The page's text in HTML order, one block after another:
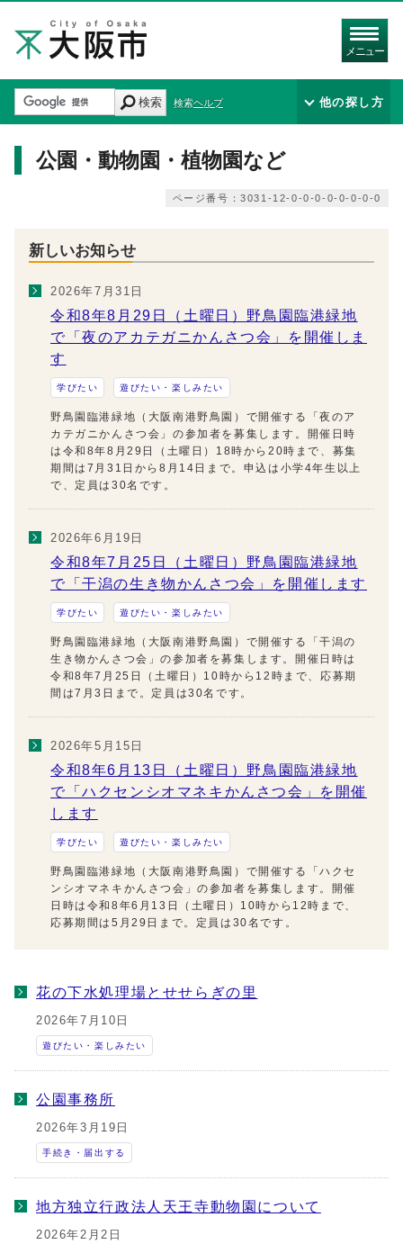
メニュー
検索 検索ヘルプ 他の探し方
公園・動物園・植物園など
ページ番号：3031-12-0-0-0-0-0-0-0-0
新しいお知らせ
2026年7月31日
令和8年8月29日（土曜日）野鳥園臨港緑地
で「夜のアカテガニかんさつ会」を開催しま
す
学びたい 遊びたい・楽しみたい
野鳥園臨港緑地（大阪南港野鳥園）で開催する「夜のア
カテガニかんさつ会」の参加者を募集します。開催日時
は令和8年8月29日（土曜日）18時から20時まで、募集
期間は7月31日から8月14日まで。申込は小学4年生以上
で、定員は30名です。
2026年6月19日
令和8年7月25日（土曜日）野鳥園臨港緑地
で「干潟の生き物かんさつ会」を開催します
学びたい 遊びたい・楽しみたい
野鳥園臨港緑地（大阪南港野鳥園）で開催する「干潟の
生き物かんさつ会」の参加者を募集します。開催日時は
令和8年7月25日（土曜日）10時から12時まで、応募期
間は7月3日まで。定員は30名です。
2026年5月15日
令和8年6月13日（土曜日）野鳥園臨港緑地
で「ハクセンシオマネキかんさつ会」を開催
します
学びたい 遊びたい・楽しみたい
野鳥園臨港緑地（大阪南港野鳥園）で開催する「ハクセ
ンシオマネキかんさつ会」の参加者を募集します。開催
日時は令和8年6月13日（土曜日）10時から12時まで、
応募期間は5月29日まで。定員は30名です。
花の下水処理場とせせらぎの里
2026年7月10日
遊びたい・楽しみたい
公園事務所
2026年3月19日
手続き・届出する
地方独立行政法人天王寺動物園について
2026年2月2日